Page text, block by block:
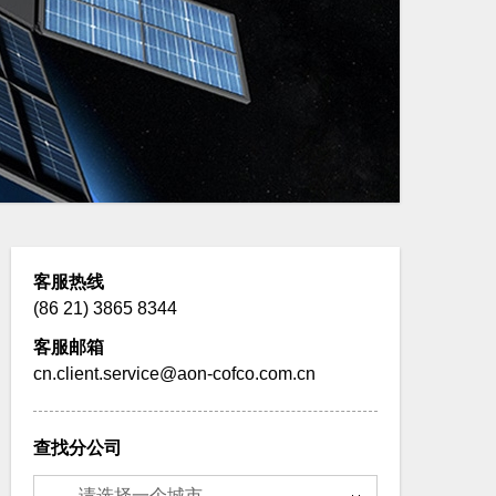
客服热线
(86 21) 3865 8344
客服邮箱
cn.client.service@aon-cofco.com.cn
查找分公司